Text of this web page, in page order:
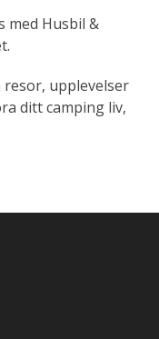
med Husbil &
upplevelser
ditt camping liv,